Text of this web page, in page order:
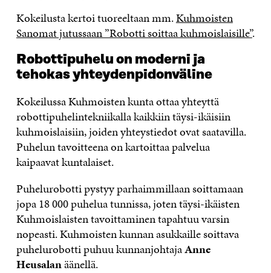
Kokeilusta kertoi tuoreeltaan mm.Kuhmoisten
Sanomat jutussaan ”Robotti soittaa kuhmoislaisille”.
Robottipuhelu on moderni ja
tehokas yhteydenpidonväline
Kokeilussa Kuhmoisten kunta ottaa yhteyttä
robottipuhelintekniikalla kaikkiin täysi-ikäisiin
kuhmoislaisiin, joiden yhteystiedot ovat saatavilla.
Puhelun tavoitteena on kartoittaa palvelua
kaipaavat kuntalaiset.
Puhelurobotti pystyy parhaimmillaan soittamaan
jopa 18 000 puhelua tunnissa, joten täysi-ikäisten
Kuhmoislaisten tavoittaminen tapahtuu varsin
nopeasti. Kuhmoisten kunnan asukkaille soittava
puhelurobotti puhuu kunnanjohtajaAnne
Heusalanäänellä.